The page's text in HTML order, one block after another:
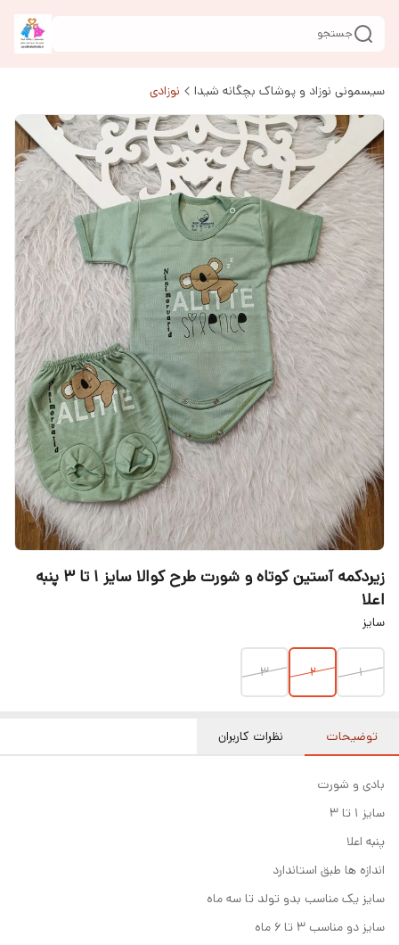
جستجو
سیسمونی نوزاد و پوشاک بچگانه شیدا نوزادی
زیردکمه آستین کوتاه و شورت طرح کوالا سایز ۱ تا ۳ پنبه
اعلا
سایز
۱ ۲ ۳
توضیحات نظرات کاربران
بادی و شورت
سایز ۱ تا ۳
پنبه اعلا
اندازه ها طبق استاندارد
سایز یک مناسب بدو تولد تا سه ماه
سایز دو مناسب ۳ تا ۶ ماه